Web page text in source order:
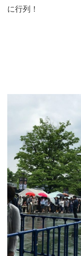
に行列！